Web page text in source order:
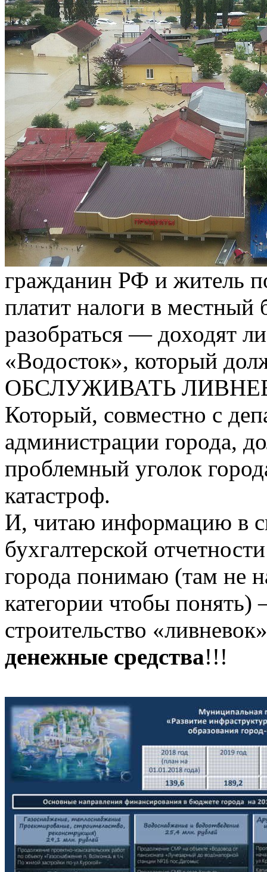
гражданин РФ и житель
платит налоги в местный
разобраться — доходят
«Водосток», который
ОБСЛУЖИВАТЬ
Который, совместно с
администрации города,
проблемный уголок
катастроф.
И, читаю информацию в
бухгалтерской
города понимаю (там не
категории чтобы понять)
строительство
денежные средства!!!